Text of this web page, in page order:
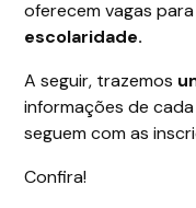
oferecem vagas para
escolaridade.
A seguir, trazemos
informações de
seguem com as
Confira!